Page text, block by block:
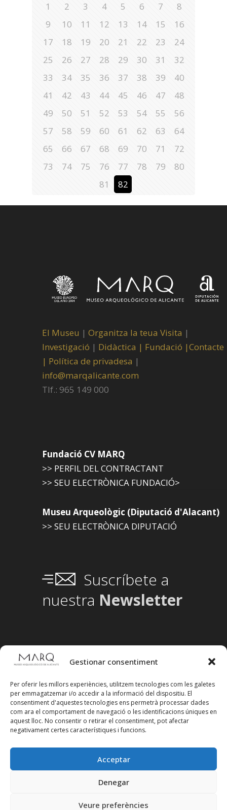
Gestionar consentiment
Per oferir les millors experiències, utilitzem tecnologies com les galetes
per emmagatzemar i/o accedir a la informació del dispositiu. El
consentiment d'aquestes tecnologies ens permetrà processar dades
com ara el comportament de navegació o les identificacions úniques en
aquest lloc. No consentir o retirar el consentiment, pot afectar
negativament certes característiques i funcions.
Acceptar
Denegar
Veure preferències
1 2 3 4 5 6 7
8
9
10 11 12 13 14 15
16
17
18 19 20 21 22 23
24
25
26 27 28 29 30 31
32
33
34 35 36 37 38 39
40
41
42 43 44 45 46 47
48
49
50 51 52 53 54 55
56
57
58 59 60 61 62 63
64
65
66 67 68 69 70 71
72
73
74 75 76 77 78 79
80
81
82
El Museu | Organitza la teua Visita |
Investigació | Didàctica | Fundació |Contacte
| Política de privadesa |
info@marqalicante.com
Tlf.: 965 149 000
Fundació CV MARQ
>> PERFIL DEL CONTRACTANT
>> SEU ELECTRÒNICA FUNDACIÓ>
Museu Arqueològic (Diputació d'Alacant)
>> SEU ELECTRÒNICA DIPUTACIÓ
Suscríbete a
nuestra Newsletter
Segueix-nos en xarxes socials